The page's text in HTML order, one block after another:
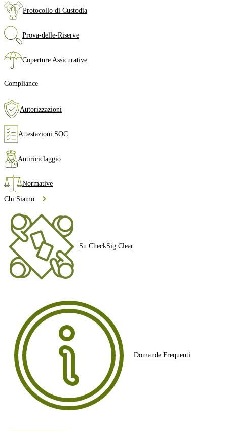
Protocollo di Custodia
Prova‑delle‑Riserve
Coperture Assicurative
Compliance
Autorizzazioni
Attestazioni SOC
Antiriciclaggio
Normative
Chi Siamo
Su CheckSig Clear
Domande Frequenti